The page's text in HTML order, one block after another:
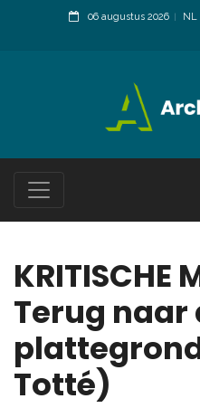
06 augustus 2026 NL
KRITISCHE
Terug naar
Totté)